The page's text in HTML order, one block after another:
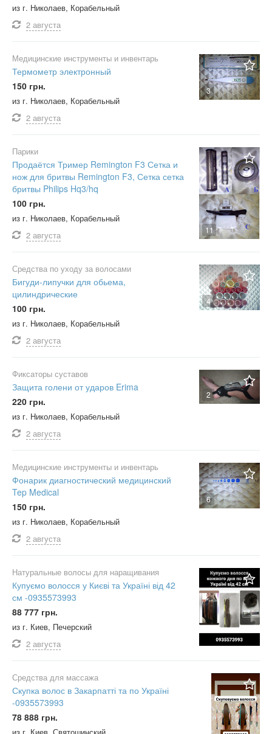
из г. Николаев, Корабельный
2 августа
3
Медицинские инструменты и инвентарь
Термометр электронный
150 грн.
из г. Николаев, Корабельный
2 августа
11
Парики
Продаётся Тример Remington F3 Сетка и
нож для бритвы Remington F3, Сетка сетка
бритвы Philips Hq3/hq
100 грн.
из г. Николаев, Корабельный
2 августа
4
Средства по уходу за волосами
Бигуди-липучки для обьема,
цилиндрические
100 грн.
из г. Николаев, Корабельный
2 августа
2
Фиксаторы суставов
Защита голени от ударов Erima
220 грн.
из г. Николаев, Корабельный
2 августа
6
Медицинские инструменты и инвентарь
Фонарик диагностический медицинский
Tep Medical
150 грн.
из г. Николаев, Корабельный
2 августа
Натуральные волосы для наращивания
Купуємо волосся у Києві та Україні від 42
см -0935573993
88 777 грн.
из г. Киев, Печерский
2 августа
Средства для массажа
Скупка волос в Закарпатті та по Україні
-0935573993
78 888 грн.